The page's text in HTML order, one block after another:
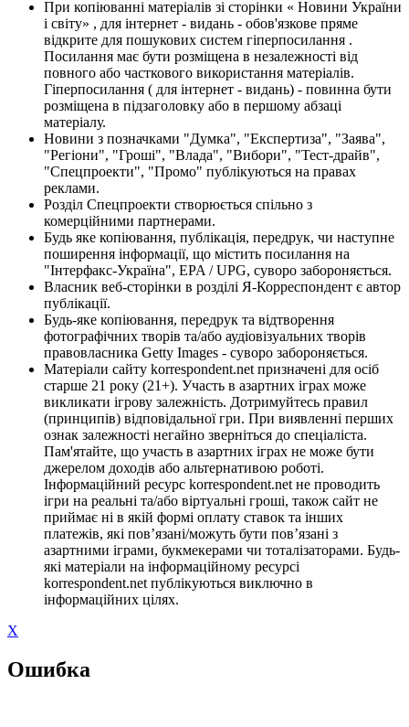
При копіюванні матеріалів зі сторінки « Новини України
і світу» , для інтернет - видань - обов'язкове пряме
відкрите для пошукових систем гіперпосилання .
Посилання має бути розміщена в незалежності від
повного або часткового використання матеріалів.
Гіперпосилання ( для інтернет - видань) - повинна бути
розміщена в підзаголовку або в першому абзаці
матеріалу.
Новини з позначками "Думка", "Експертиза", "Заява",
"Регіони", "Гроші", "Влада", "Вибори", "Тест-драйв",
"Спецпроекти", "Промо" публікуються на правах
реклами.
Розділ Спецпроекти створюється спільно з
комерційними партнерами.
Будь яке копіювання, публікація, передрук, чи наступне
поширення інформації, що містить посилання на
"Інтерфакс-Україна", EPA / UPG, суворо забороняється.
Власник веб-сторінки в розділі Я-Корреспондент є автор
публікації.
Будь-яке копіювання, передрук та відтворення
фотографічних творів та/або аудіовізуальних творів
правовласника Getty Images - суворо забороняється.
Матеріали сайту korrespondent.net призначені для осіб
старше 21 року (21+). Участь в азартних іграх може
викликати ігрову залежність. Дотримуйтесь правил
(принципів) відповідальної гри. При виявленні перших
ознак залежності негайно зверніться до спеціаліста.
Пам'ятайте, що участь в азартних іграх не може бути
джерелом доходів або альтернативою роботі.
Інформаційний ресурс korrespondent.net не проводить
ігри на реальні та/або віртуальні гроші, також сайт не
приймає ні в якій формі оплату ставок та інших
платежів, які пов’язані/можуть бути пов’язані з
азартними іграми, букмекерами чи тоталізаторами. Будь-
які матеріали на інформаційному ресурсі
korrespondent.net публікуються виключно в
інформаційних цілях.
X
Ошибка